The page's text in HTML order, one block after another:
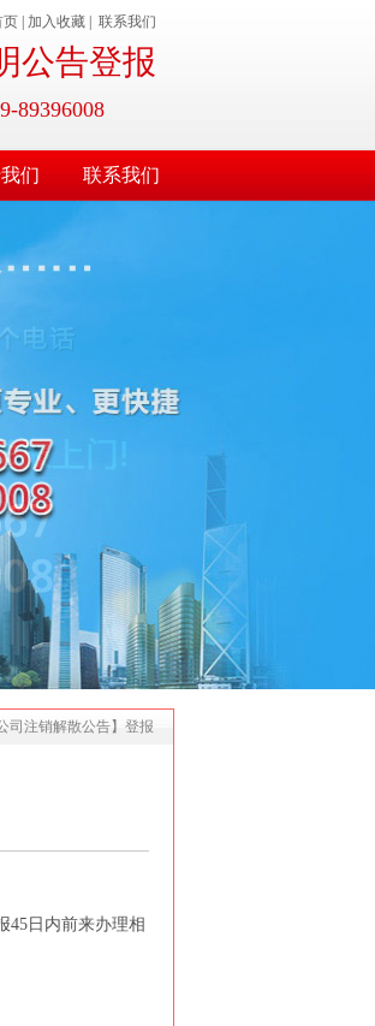
页 加入收藏 联系我们
公告登报
89396008
们 联系我们
公司注销解散公告】登报
45日内前来办理相